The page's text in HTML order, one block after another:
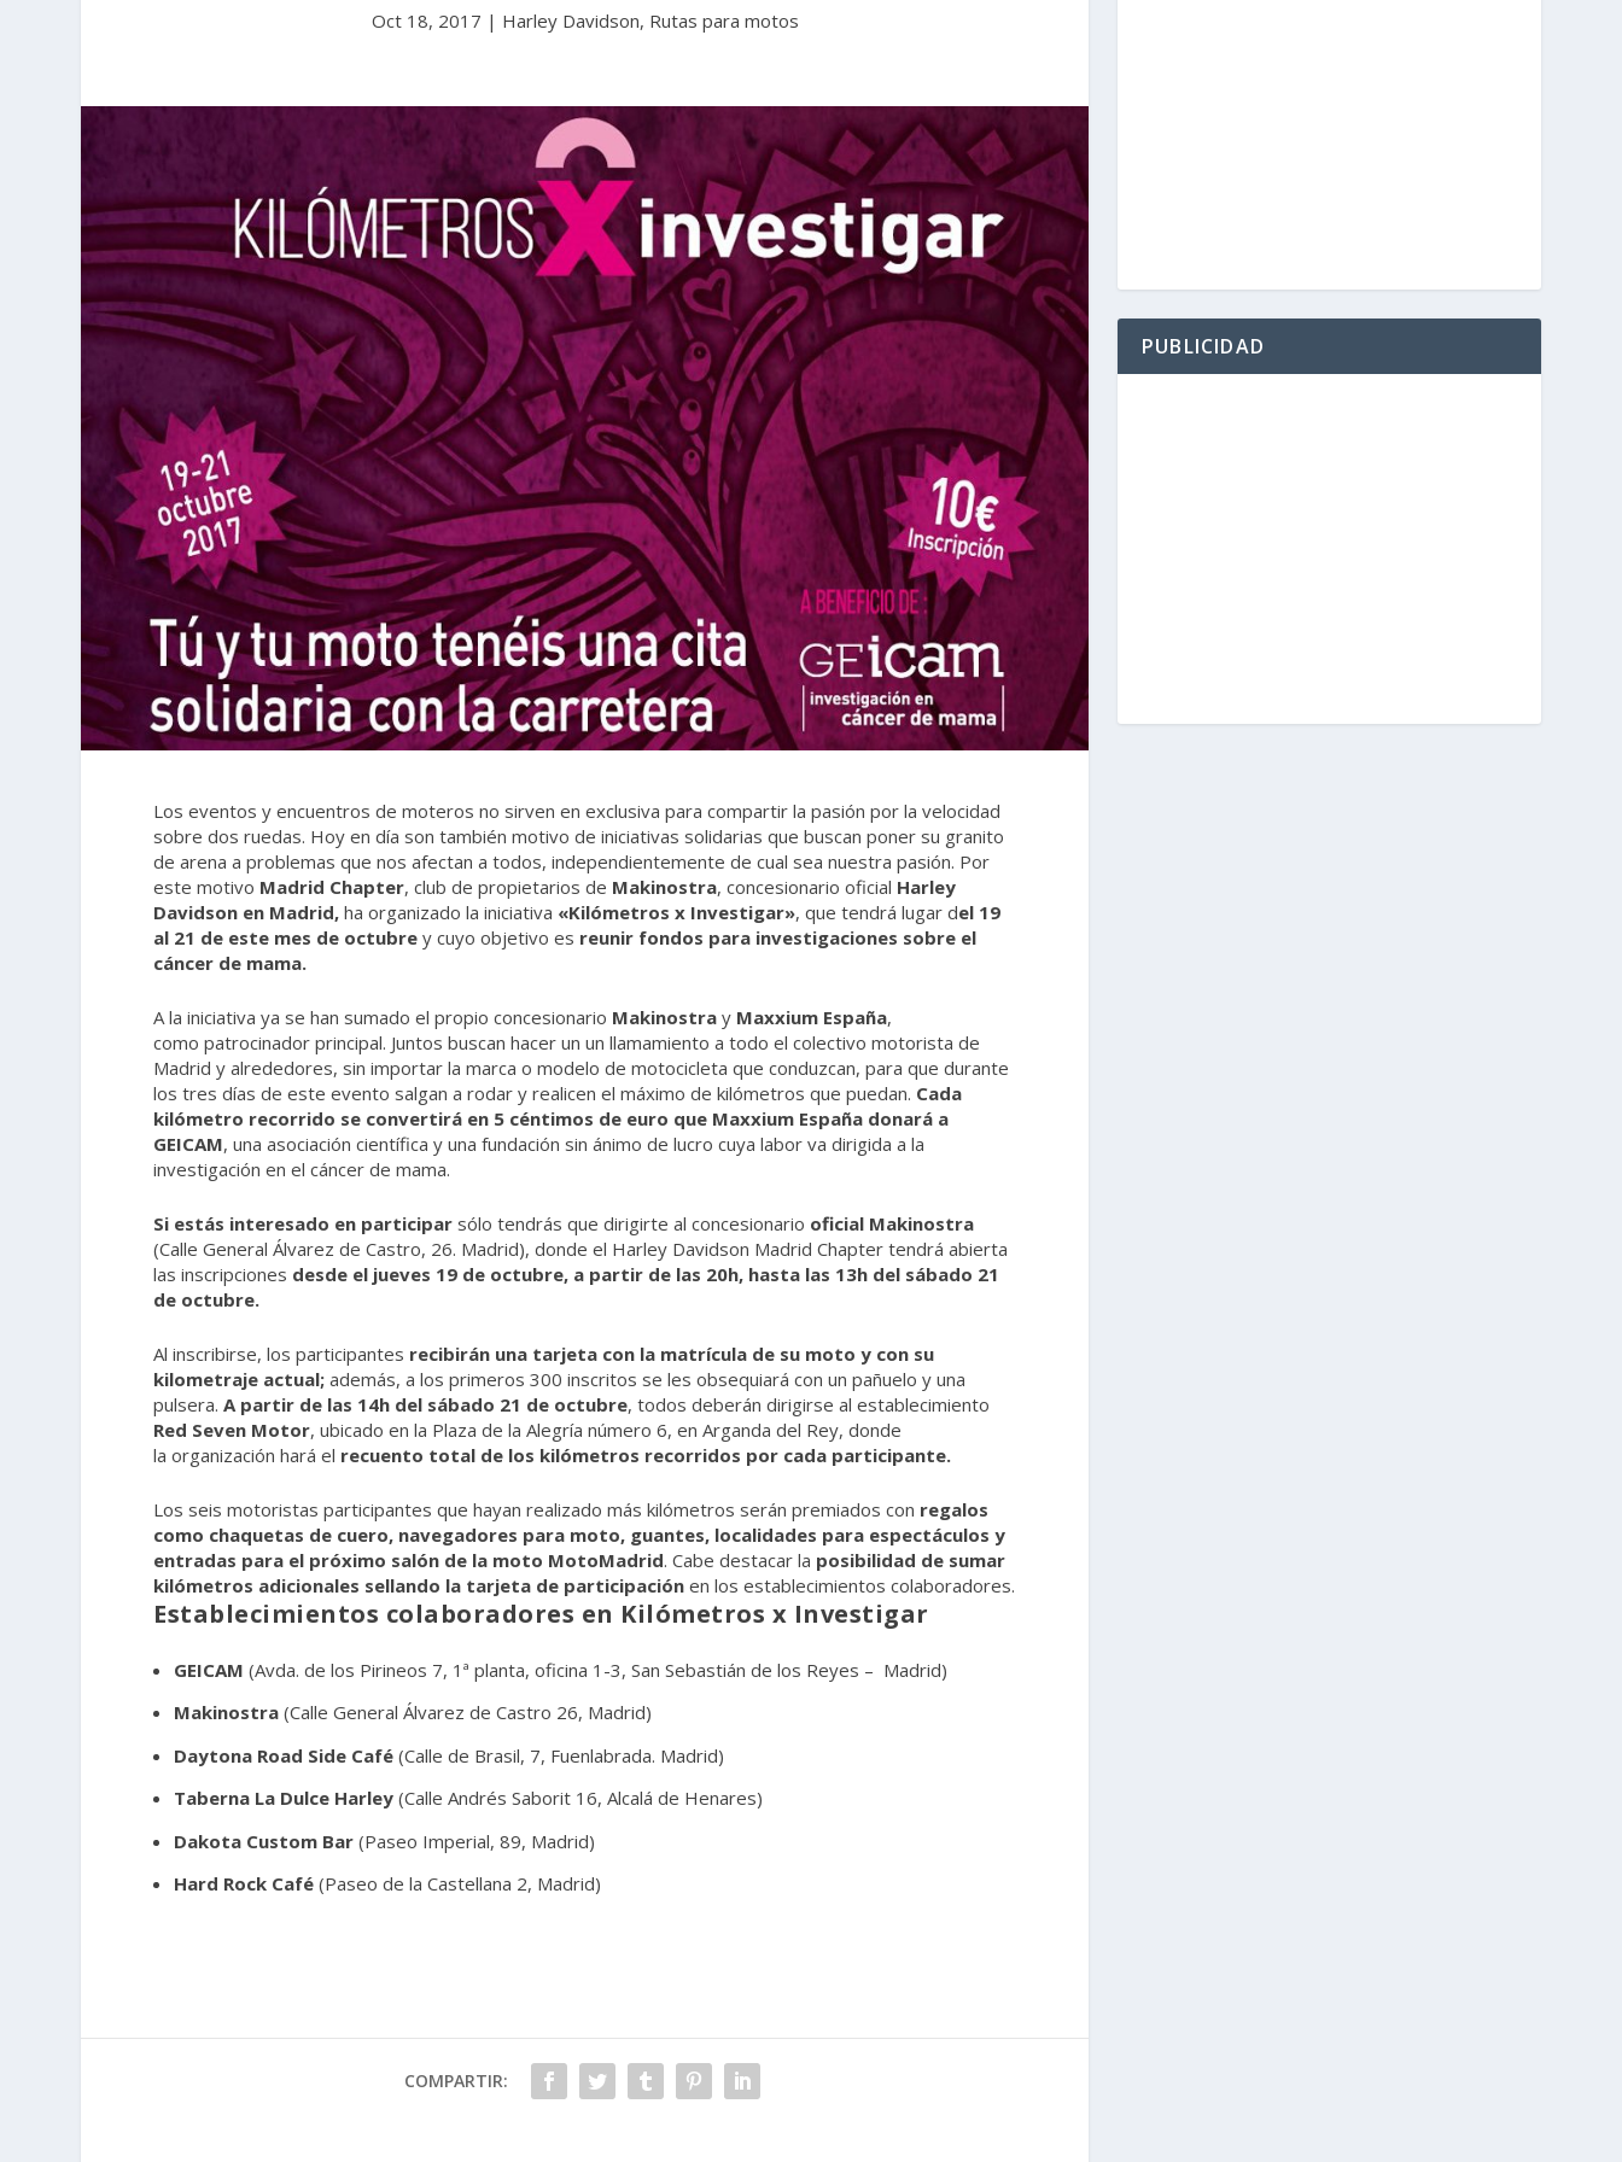
Oct 18, 2017 | Harley Davidson, Rutas para motos
Los eventos y encuentros de moteros no sirven en exclusiva para compartir la pasión por la velocidad
sobre dos ruedas. Hoy en día son también motivo de iniciativas solidarias que buscan poner su granito
de arena a problemas que nos afectan a todos, independientemente de cual sea nuestra pasión. Por
este motivo Madrid Chapter, club de propietarios de Makinostra, concesionario oficial Harley
Davidson en Madrid, ha organizado la iniciativa «Kilómetros x Investigar», que tendrá lugar del 19
al 21 de este mes de octubre y cuyo objetivo es reunir fondos para investigaciones sobre el
cáncer de mama.
A la iniciativa ya se han sumado el propio concesionario Makinostra y Maxxium España,
como patrocinador principal. Juntos buscan hacer un un llamamiento a todo el colectivo motorista de
Madrid y alrededores, sin importar la marca o modelo de motocicleta que conduzcan, para que durante
los tres días de este evento salgan a rodar y realicen el máximo de kilómetros que puedan. Cada
kilómetro recorrido se convertirá en 5 céntimos de euro que Maxxium España donará a
GEICAM, una asociación científica y una fundación sin ánimo de lucro cuya labor va dirigida a la
investigación en el cáncer de mama.
Si estás interesado en participar sólo tendrás que dirigirte al concesionario oficial Makinostra
(Calle General Álvarez de Castro, 26. Madrid), donde el Harley Davidson Madrid Chapter tendrá abierta
las inscripciones desde el jueves 19 de octubre, a partir de las 20h, hasta las 13h del sábado 21
de octubre.
Al inscribirse, los participantes recibirán una tarjeta con la matrícula de su moto y con su
kilometraje actual;además, a los primeros 300 inscritos se les obsequiará con un pañuelo y una
pulsera.A partir de las 14h del sábado 21 de octubre, todos deberán dirigirse al establecimiento
Red Seven Motor, ubicado en la Plaza de la Alegría número 6, en Arganda del Rey, donde
la organización hará el recuento total de los kilómetros recorridos por cada participante.
Los seis motoristas participantes que hayan realizado más kilómetros serán premiados con regalos
como chaquetas de cuero, navegadores para moto, guantes, localidades para espectáculos y
entradas para el próximo salón de la moto MotoMadrid. Cabe destacar la posibilidad de sumar
kilómetros adicionales sellando la tarjeta de participación en los establecimientos colaboradores.
Establecimientos colaboradores en Kilómetros x Investigar
GEICAM (Avda. de los Pirineos 7, 1ª planta, oficina 1-3, San Sebastián de los Reyes – Madrid)
Makinostra (Calle General Álvarez de Castro 26, Madrid)
Daytona Road Side Café (Calle de Brasil, 7, Fuenlabrada. Madrid)
Taberna La Dulce Harley (Calle Andrés Saborit 16, Alcalá de Henares)
Dakota Custom Bar (Paseo Imperial, 89, Madrid)
Hard Rock Café (Paseo de la Castellana 2, Madrid)
COMPARTIR:
PUBLICIDAD